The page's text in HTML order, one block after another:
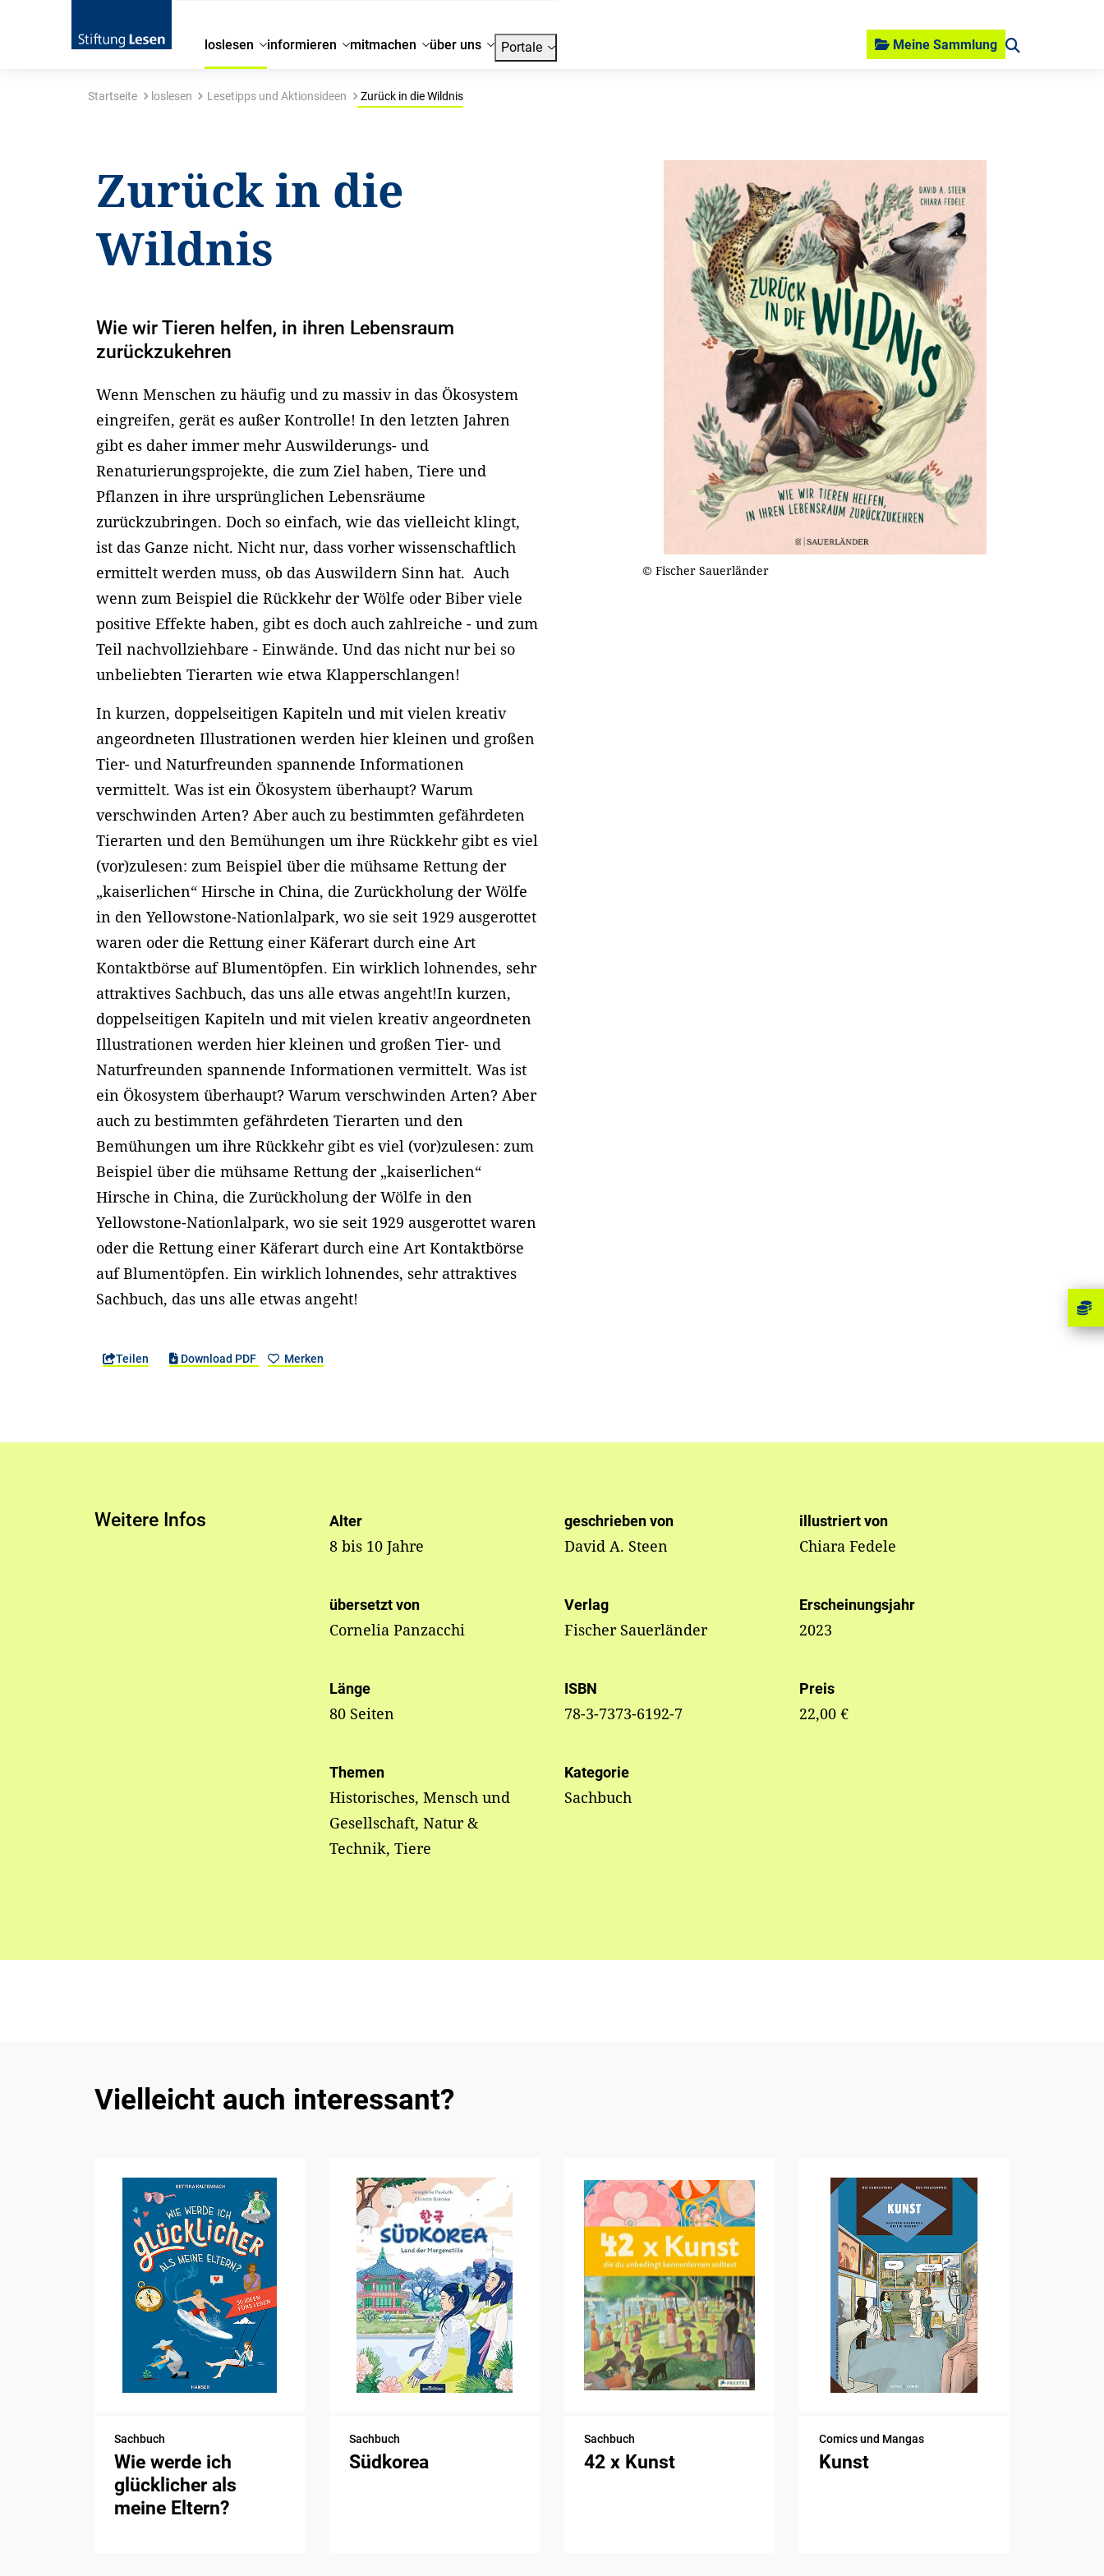
loslesen informieren mitmachen über uns Portale Meine Sammlung
Startseite loslesen Lesetipps und Aktionsideen Zurück in die Wildnis
Zurück in die
Wildnis
Wie wir Tieren helfen, in ihren Lebensraum
zurückzukehren
Wenn Menschen zu häufig und zu massiv in das Ökosystem
eingreifen, gerät es außer Kontrolle! In den letzten Jahren
gibt es daher immer mehr Auswilderungs- und
Renaturierungsprojekte, die zum Ziel haben, Tiere und
Pflanzen in ihre ursprünglichen Lebensräume
zurückzubringen. Doch so einfach, wie das vielleicht klingt,
ist das Ganze nicht. Nicht nur, dass vorher wissenschaftlich
ermittelt werden muss, ob das Auswildern Sinn hat. Auch
wenn zum Beispiel die Rückkehr der Wölfe oder Biber viele
positive Effekte haben, gibt es doch auch zahlreiche - und zum
Teil nachvollziehbare - Einwände. Und das nicht nur bei so
unbeliebten Tierarten wie etwa Klapperschlangen!
In kurzen, doppelseitigen Kapiteln und mit vielen kreativ
angeordneten Illustrationen werden hier kleinen und großen
Tier- und Naturfreunden spannende Informationen
vermittelt. Was ist ein Ökosystem überhaupt? Warum
verschwinden Arten? Aber auch zu bestimmten gefährdeten
Tierarten und den Bemühungen um ihre Rückkehr gibt es viel
(vor)zulesen: zum Beispiel über die mühsame Rettung der
„kaiserlichen“ Hirsche in China, die Zurückholung der Wölfe
in den Yellowstone-Nationlalpark, wo sie seit 1929 ausgerottet
waren oder die Rettung einer Käferart durch eine Art
Kontaktbörse auf Blumentöpfen. Ein wirklich lohnendes, sehr
attraktives Sachbuch, das uns alle etwas angeht!In kurzen,
doppelseitigen Kapiteln und mit vielen kreativ angeordneten
Illustrationen werden hier kleinen und großen Tier- und
Naturfreunden spannende Informationen vermittelt. Was ist
ein Ökosystem überhaupt? Warum verschwinden Arten? Aber
auch zu bestimmten gefährdeten Tierarten und den
Bemühungen um ihre Rückkehr gibt es viel (vor)zulesen: zum
Beispiel über die mühsame Rettung der „kaiserlichen“
Hirsche in China, die Zurückholung der Wölfe in den
Yellowstone-Nationlalpark, wo sie seit 1929 ausgerottet waren
oder die Rettung einer Käferart durch eine Art Kontaktbörse
auf Blumentöpfen. Ein wirklich lohnendes, sehr attraktives
Sachbuch, das uns alle etwas angeht!
Teilen Download PDF Merken
© Fischer Sauerländer
Weitere Infos Alter
8 bis 10 Jahre
geschrieben von
David A. Steen
illustriert von
Chiara Fedele
übersetzt von
Cornelia Panzacchi
Verlag
Fischer Sauerländer
Erscheinungsjahr
2023
Länge
80 Seiten
ISBN
78-3-7373-6192-7
Preis
22,00 €
Themen
Historisches, Mensch und
Gesellschaft, Natur &
Technik, Tiere
Kategorie
Sachbuch
Vielleicht auch interessant?
Sachbuch
Wie werde ich
glücklicher als
meine Eltern?
Sachbuch
Südkorea
Sachbuch
42 x Kunst
Comics und Mangas
Kunst